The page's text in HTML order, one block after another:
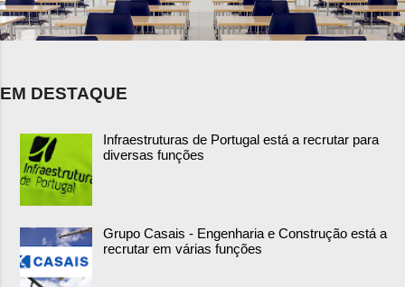
EM DESTAQUE
Infraestruturas de Portugal está a recrutar para
diversas funções
Grupo Casais - Engenharia e Construção está a
recrutar em várias funções